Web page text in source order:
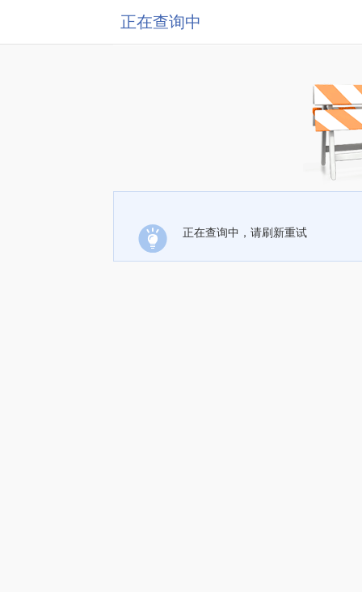
正在查询中
正在查询中，请刷新重试